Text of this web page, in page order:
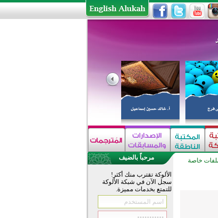
خاصة مرحباً بالضيف
الألوكة تقترب منك أكثر!
سجل الآن في شبكة الألوكة
للتمتع بخدمات مميزة.